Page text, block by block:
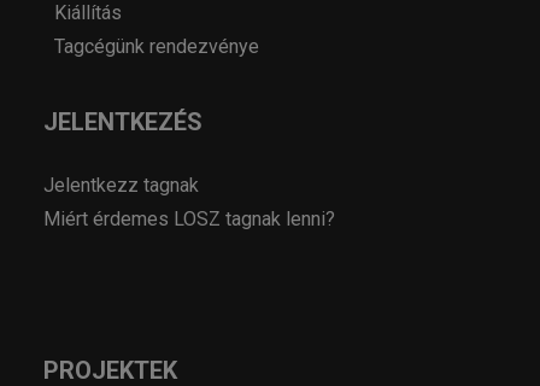
Kiállítás
Tagcégünk rendezvénye
JELENTKEZÉS
Jelentkezz tagnak
Miért érdemes LOSZ tagnak lenni?
PROJEKTEK